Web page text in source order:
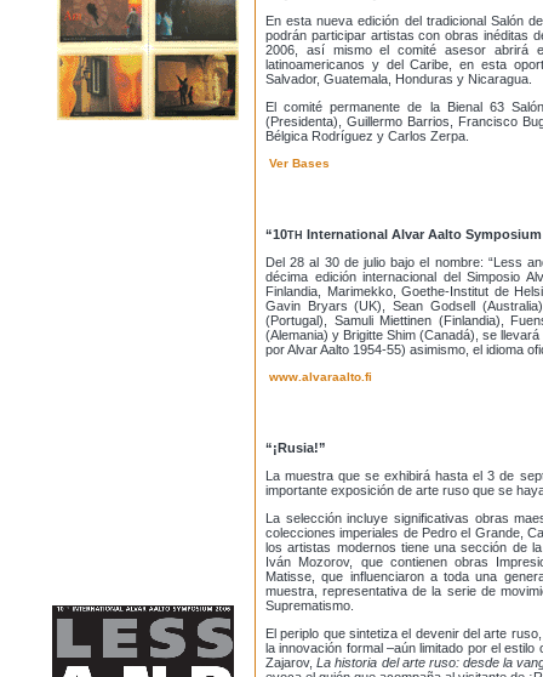
En esta nueva edición del tradicional Salón
podrán participar artistas con obras inéditas
2006, así mismo el comité asesor abrirá
latinoamericanos y del Caribe, en esta
Salvador, Guatemala, Honduras y Nicaragua.
El comité permanente de la Bienal 63
(Presidenta), Guillermo Barrios, Francisco
Bélgica Rodríguez y Carlos Zerpa.
Ver Bases
“10TH International Alvar Aalto Symposium
Del 28 al 30 de julio bajo el nombre: “Less
décima edición internacional del Simposio
Finlandia, Marimekko, Goethe-Institut de
Gavin Bryars (UK), Sean Godsell
(Portugal), Samuli Miettinen (Finlandia),
(Alemania) y Brigitte Shim (Canadá), se
por Alvar Aalto 1954-55) asimismo, el idioma
www.alvaraalto.fi
“¡Rusia!”
La muestra que se exhibirá hasta el 3 de
importante exposición de arte ruso que se
La selección incluye significativas obras
colecciones imperiales de Pedro el Grande,
los artistas modernos tiene una sección de
Iván Mozorov, que contienen obras
Matisse, que influenciaron a toda una
muestra, representativa de la serie de
Suprematismo.
El periplo que sintetiza el devenir del arte
la innovación formal –aún limitado por el
Zajarov,La historia del arte ruso: desde la